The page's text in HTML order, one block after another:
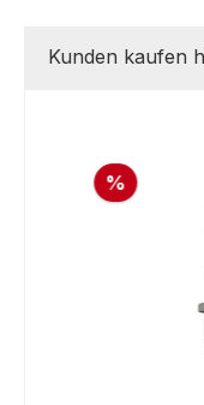
Kunden kaufen
%